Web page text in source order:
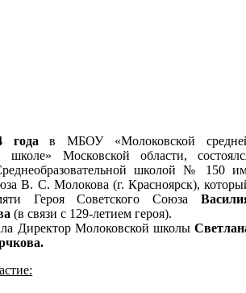
годав МБОУ «Молоковской
школе» Московской области,
школой № 150
В. С. Молокова (г. Красноярск),
Героя Советского Союза
(в связи с 129-летием героя).
Директор Молоковской школы